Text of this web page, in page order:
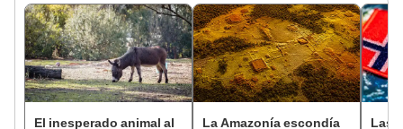
El inesperado animal al
La Amazonía escondía
Las